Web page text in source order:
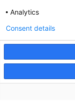
CGTCatalunya
cgtcatalunya
Analytics
Consent details